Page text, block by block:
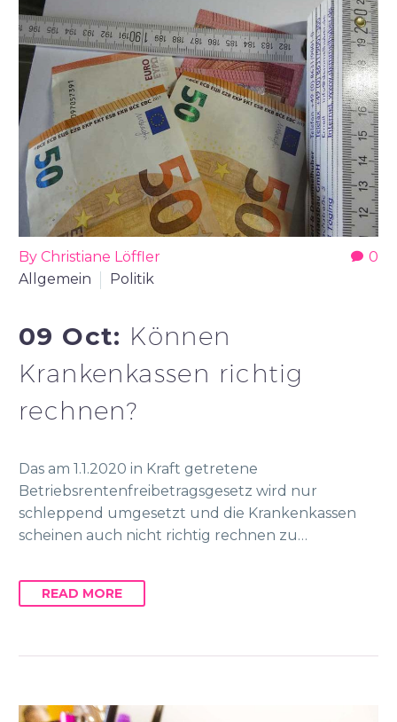
0
By Christiane Löffler
Allgemein
Politik
09 Oct: Können
Krankenkassen richtig
rechnen?
Das am 1.1.2020 in Kraft getretene
Betriebsrentenfreibetragsgesetz wird nur
schleppend umgesetzt und die Krankenkassen
scheinen auch nicht richtig rechnen zu…
READ MORE